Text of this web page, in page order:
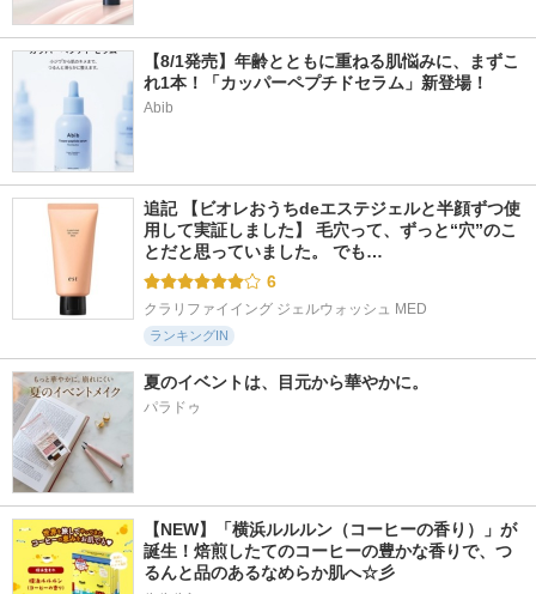
【8/1発売】年齢とともに重ねる肌悩みに、まずこ
れ1本！「カッパーペプチドセラム」新登場！
Abib
追記 【ビオレおうちdeエステジェルと半顔ずつ使
用して実証しました】 毛穴って、ずっと“穴”のこ
とだと思っていました。 でも…
6
クラリファイイング ジェルウォッシュ MED
ランキングIN
夏のイベントは、目元から華やかに。
パラドゥ
【NEW】「横浜ルルルン（コーヒーの香り）」が
誕生！焙煎したてのコーヒーの豊かな香りで、つ
るんと品のあるなめらか肌へ☆彡